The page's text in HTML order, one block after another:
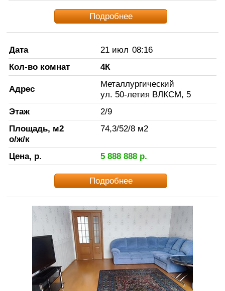
Подробнее
Дата 21 июл 08:16
Кол-во комнат
4К
Адрес
Металлургический
ул. 50-летия ВЛКСМ, 5
Этаж
2/9
Площадь, м2
о/ж/к
74,3/52/8 м2
Цена, р. 5 888 888р.
Подробнее